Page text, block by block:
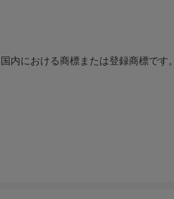
内における商標または登録商標です。